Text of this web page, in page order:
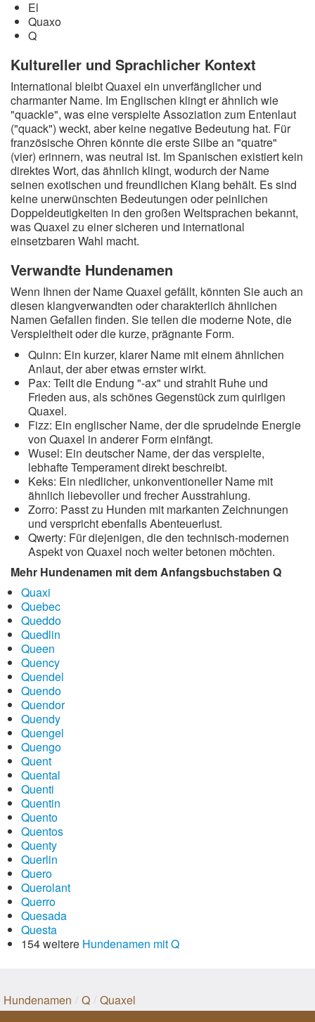
El
Quaxo
Q
Kultureller und Sprachlicher Kontext
International bleibt Quaxel ein unverfänglicher und
charmanter Name. Im Englischen klingt er ähnlich wie
"quackle", was eine verspielte Assoziation zum Entenlaut
("quack") weckt, aber keine negative Bedeutung hat. Für
französische Ohren könnte die erste Silbe an "quatre"
(vier) erinnern, was neutral ist. Im Spanischen existiert kein
direktes Wort, das ähnlich klingt, wodurch der Name
seinen exotischen und freundlichen Klang behält. Es sind
keine unerwünschten Bedeutungen oder peinlichen
Doppeldeutigkeiten in den großen Weltsprachen bekannt,
was Quaxel zu einer sicheren und international
einsetzbaren Wahl macht.
Verwandte Hundenamen
Wenn Ihnen der Name Quaxel gefällt, könnten Sie auch an
diesen klangverwandten oder charakterlich ähnlichen
Namen Gefallen finden. Sie teilen die moderne Note, die
Verspieltheit oder die kurze, prägnante Form.
Quinn: Ein kurzer, klarer Name mit einem ähnlichen
Anlaut, der aber etwas ernster wirkt.
Pax: Teilt die Endung "-ax" und strahlt Ruhe und
Frieden aus, als schönes Gegenstück zum quirligen
Quaxel.
Fizz: Ein englischer Name, der die sprudelnde Energie
von Quaxel in anderer Form einfängt.
Wusel: Ein deutscher Name, der das verspielte,
lebhafte Temperament direkt beschreibt.
Keks: Ein niedlicher, unkonventioneller Name mit
ähnlich liebevoller und frecher Ausstrahlung.
Zorro: Passt zu Hunden mit markanten Zeichnungen
und verspricht ebenfalls Abenteuerlust.
Qwerty: Für diejenigen, die den technisch-modernen
Aspekt von Quaxel noch weiter betonen möchten.
Mehr Hundenamen mit dem Anfangsbuchstaben Q
Quaxi
Quebec
Queddo
Quedlin
Queen
Quency
Quendel
Quendo
Quendor
Quendy
Quengel
Quengo
Quent
Quental
Quenti
Quentin
Quento
Quentos
Quenty
Querlin
Quero
Querolant
Querro
Quesada
Questa
154 weitere Hundenamen mit Q
Hundenamen / Q / Quaxel